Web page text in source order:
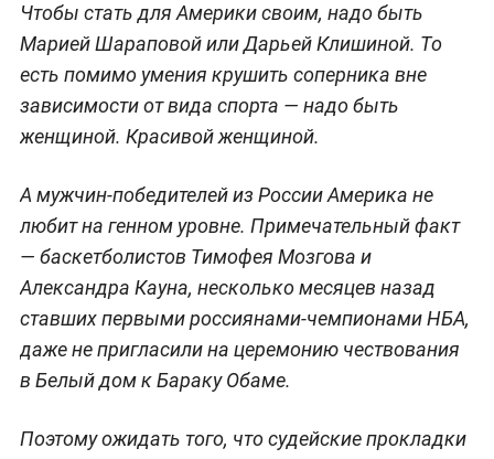
Чтобы стать для Америки своим, надо быть
Марией Шараповой или Дарьей Клишиной. То
есть помимо умения крушить соперника вне
зависимости от вида спорта — надо быть
женщиной. Красивой женщиной.
А мужчин-победителей из России Америка не
любит на генном уровне. Примечательный факт
— баскетболистов Тимофея Мозгова и
Александра Кауна, несколько месяцев назад
ставших первыми россиянами-чемпионами НБА,
даже не пригласили на церемонию чествования
в Белый дом к Бараку Обаме.
Поэтому ожидать того, что судейские прокладки